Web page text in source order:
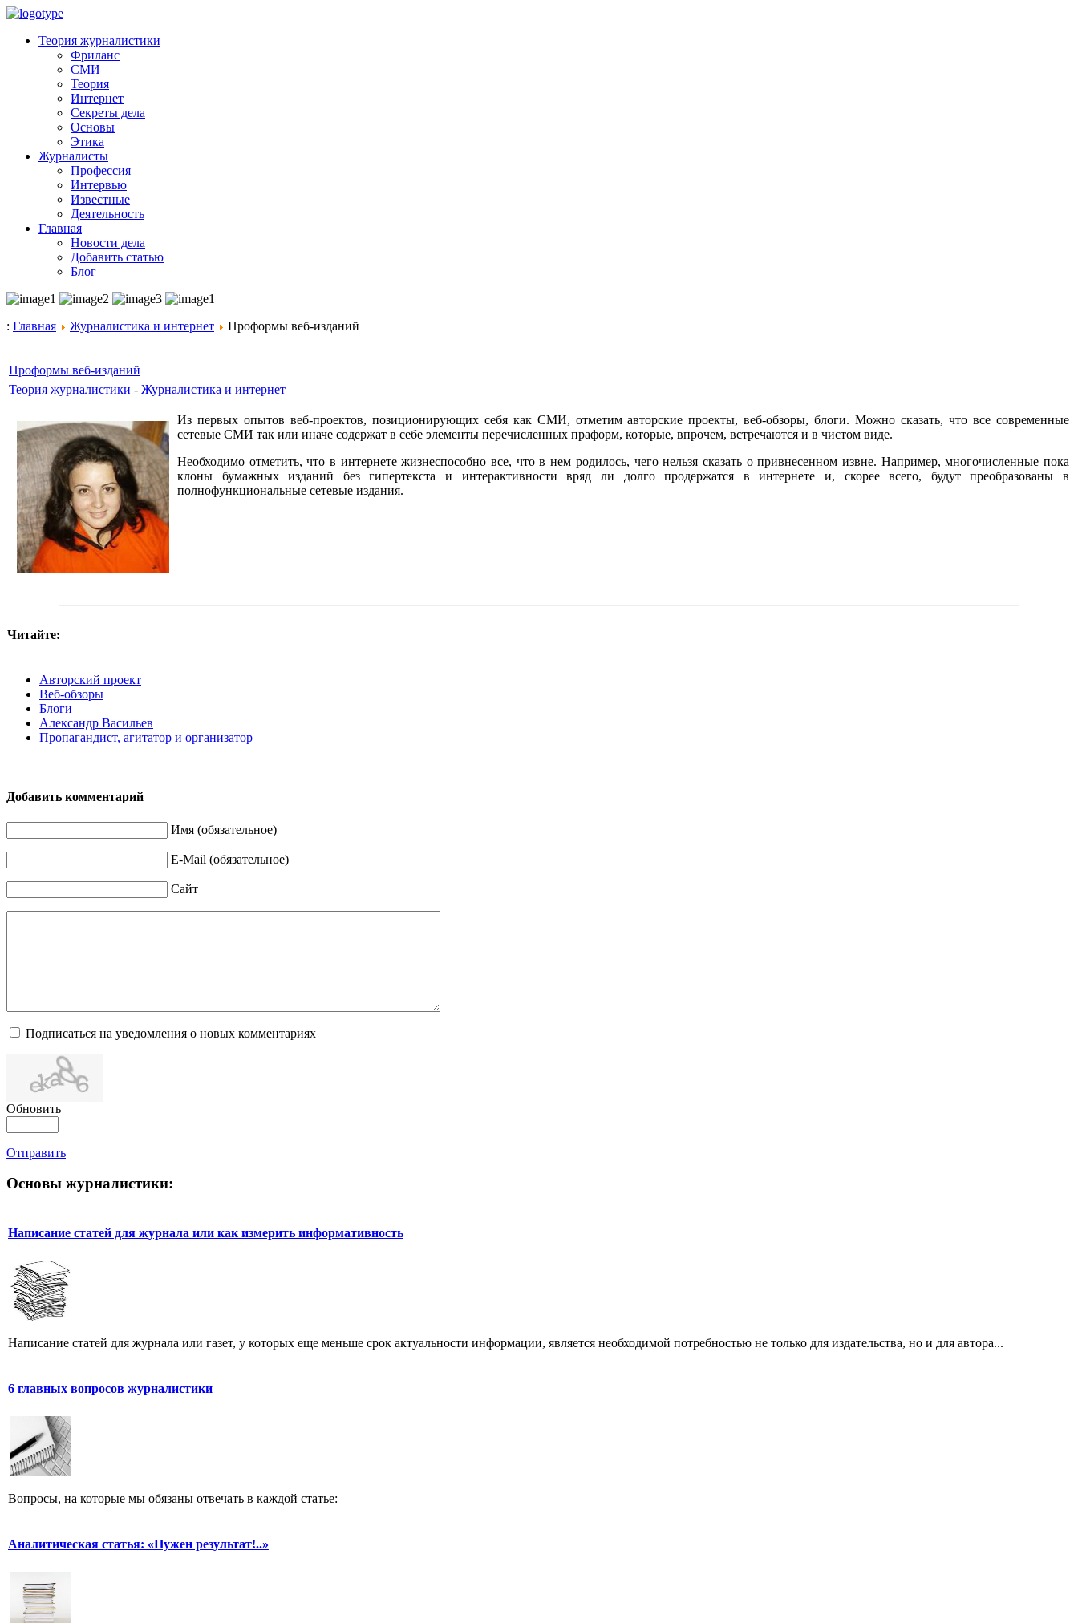
Теория журналистики
Фриланс
СМИ
Теория
Интернет
Секреты дела
Основы
Этика
Журналисты
Профессия
Интервью
Известные
Деятельность
Главная
Новости дела
Добавить статью
Блог
: Главная Журналистика и интернет Проформы веб-изданий
Проформы веб-изданий
Теория журналистики - Журналистика и интернет
Из первых опытов веб-проектов, позиционирующих себя как СМИ, отметим авторские проекты, веб-обзоры, блоги. Можно сказать, что все современные
сетевые СМИ так или иначе содержат в себе элементы перечисленных праформ, которые, впрочем, встречаются и в чистом виде.
Необходимо отметить, что в интернете жизнеспособно все, что в нем родилось, чего нельзя сказать о привнесенном извне. Например, многочисленные пока
клоны бумажных изданий без гипертекста и интерактивности вряд ли долго продержатся в интернете и, скорее всего, будут преобразованы в
полнофункциональные сетевые издания.
Читайте:
Авторский проект
Веб-обзоры
Блоги
Александр Васильев
Пропагандист, агитатор и организатор
Добавить комментарий
Имя (обязательное)
E-Mail (обязательное)
Сайт
Подписаться на уведомления о новых комментариях
Обновить
Отправить
Основы журналистики:
Написание статей для журнала или как измерить информативность
Написание статей для журнала или газет, у которых еще меньше срок актуальности информации, является необходимой потребностью не только для издательства, но и для автора...
6 главных вопросов журналистики
Вопросы, на которые мы обязаны отвечать в каждой статье:
Аналитическая статья: «Нужен результат!..»